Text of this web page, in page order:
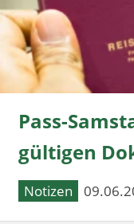
Pass-
gültigen
Notizen